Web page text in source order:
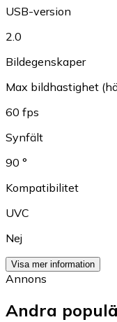
USB-version
2.0
Bildegenskaper
Max bildhastighet
60 fps
Synfält
90 °
Kompatibilitet
UVC
Nej
Visa mer information
Annons
Andra